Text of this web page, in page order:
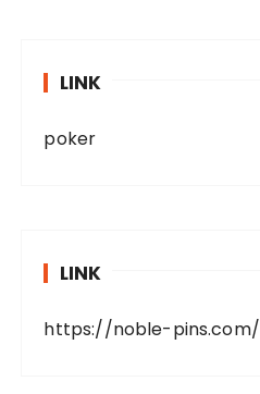
LINK
poker
LINK
https://noble-pins.com/